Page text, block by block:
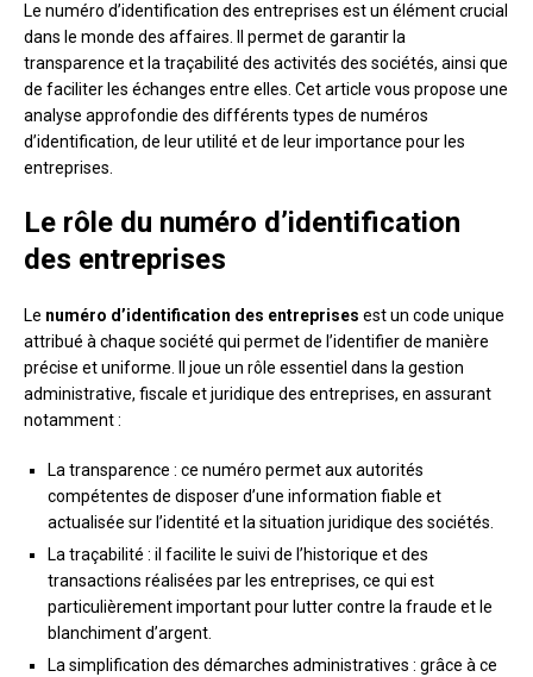
Le numéro d’identification des entreprises est un élément crucial
dans le monde des affaires. Il permet de garantir la
transparence et la traçabilité des activités des sociétés, ainsi que
de faciliter les échanges entre elles. Cet article vous propose une
analyse approfondie des différents types de numéros
d’identification, de leur utilité et de leur importance pour les
entreprises.
Le rôle du numéro d’identification
des entreprises
Le numéro d’identification des entreprises est un code unique
attribué à chaque société qui permet de l’identifier de manière
précise et uniforme. Il joue un rôle essentiel dans la gestion
administrative, fiscale et juridique des entreprises, en assurant
notamment :
La transparence : ce numéro permet aux autorités
compétentes de disposer d’une information fiable et
actualisée sur l’identité et la situation juridique des sociétés.
La traçabilité : il facilite le suivi de l’historique et des
transactions réalisées par les entreprises, ce qui est
particulièrement important pour lutter contre la fraude et le
blanchiment d’argent.
La simplification des démarches administratives : grâce à ce